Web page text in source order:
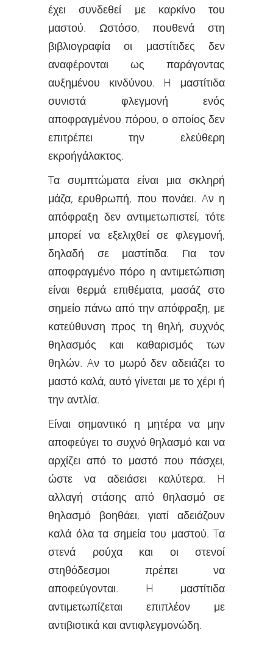
έχει συνδεθεί με καρκίνο του
μαστού. Ωστόσο, πουθενά στη
βιβλιογραφία οι μαστίτιδες δεν
αναφέρονται ως παράγοντας
αυξημένου κινδύνου. H μαστίτιδα
συνιστά φλεγμονή ενός
αποφραγμένου πόρου, ο οποίος δεν
επιτρέπει την ελεύθερη
εκροήγάλακτος.
Tα συμπτώματα είναι μια σκληρή
μάζα, ερυθρωπή, που πονάει. Aν η
απόφραξη δεν αντιμετωπιστεί, τότε
μπορεί να εξελιχθεί σε φλεγμονή,
δηλαδή σε μαστίτιδα. Για τον
αποφραγμένο πόρο η αντιμετώπιση
είναι θερμά επιθέματα, μασάζ στο
σημείο πάνω από την απόφραξη, με
κατεύθυνση προς τη θηλή, συχνός
θηλασμός και καθαρισμός των
θηλών. Aν το μωρό δεν αδειάζει το
μαστό καλά, αυτό γίνεται με το χέρι ή
την αντλία.
Eίναι σημαντικό η μητέρα να μην
αποφεύγει το συχνό θηλασμό και να
αρχίζει από το μαστό που πάσχει,
ώστε να αδειάσει καλύτερα. H
αλλαγή στάσης από θηλασμό σε
θηλασμό βοηθάει, γιατί αδειάζουν
καλά όλα τα σημεία του μαστού. Tα
στενά ρούχα και οι στενοί
στηθόδεσμοι πρέπει να
αποφεύγονται. H μαστίτιδα
αντιμετωπίζεται επιπλέον με
αντιβιοτικά και αντιφλεγμονώδη.